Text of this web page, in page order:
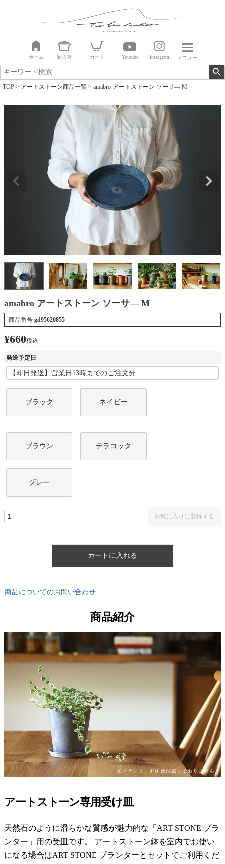
ホーム 新入荷 カート Youtube instagram メニュー
TOP アートストーン商品一覧 amabro アートストーン ソーサ― M
amabro アートストーン ソーサ― M
商品番号 gd95620855
¥660税込
発送予定日
ブラック ネイビー
ブラウン テラコッタ
グレー
お気に入りに登録する
カートに入れる
商品についてのお問い合わせ
商品紹介
アートストーン専用受け皿
天然石のように滑らかな質感が魅力的な「ART STONE プラ
ンター」用の受皿です。 アートストーン鉢を室内でお使い
になる場合はART STONE プランターとセットでご利用くだ